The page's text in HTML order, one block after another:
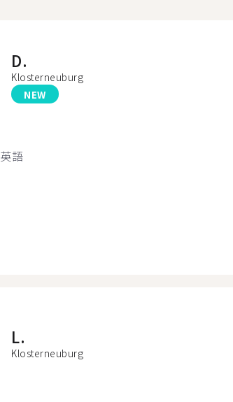
D.
Klosterneuburg
NEW
英語
L.
Klosterneuburg